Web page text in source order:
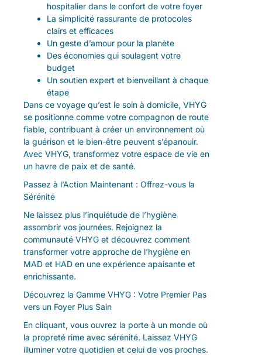
hospitalier dans le confort de votre foyer
La simplicité rassurante de protocoles
clairs et efficaces
Un geste d’amour pour la planète
Des économies qui soulagent votre
budget
Un soutien expert et bienveillant à chaque
étape
Dans ce voyage qu’est le soin à domicile, VHYG
se positionne comme votre compagnon de route
fiable, contribuant à créer un environnement où
la guérison et le bien-être peuvent s’épanouir.
Avec VHYG, transformez votre espace de vie en
un havre de paix et de santé.
Passez à l’Action Maintenant : Offrez-vous la
Sérénité
Ne laissez plus l’inquiétude de l’hygiène
assombrir vos journées. Rejoignez la
communauté VHYG et découvrez comment
transformer votre approche de l’hygiène en
MAD et HAD en une expérience apaisante et
enrichissante.
Découvrez la Gamme VHYG : Votre Premier Pas
vers un Foyer Plus Sain
En cliquant, vous ouvrez la porte à un monde où
la propreté rime avec sérénité. Laissez VHYG
illuminer votre quotidien et celui de vos proches.